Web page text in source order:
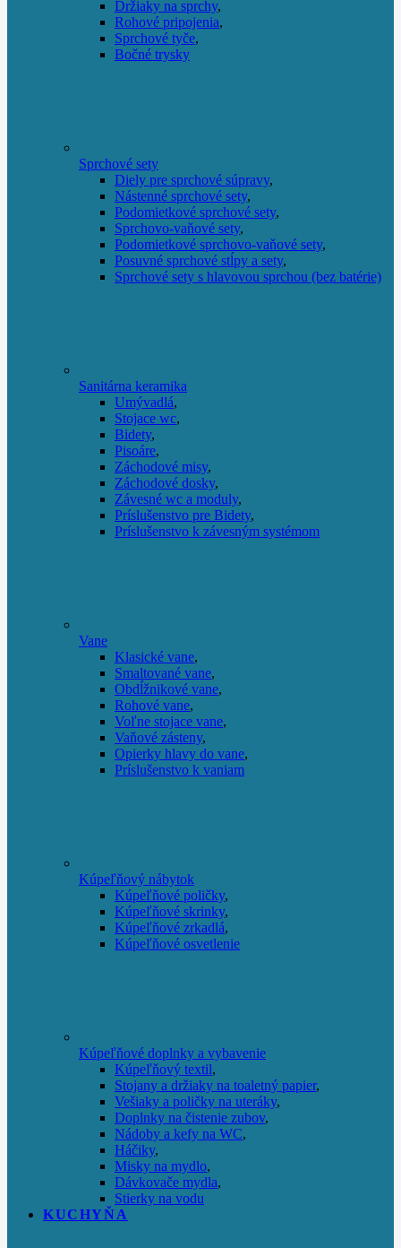
Držiaky na sprchy,
Rohové pripojenia,
Sprchové tyče,
Bočné trysky
Sprchové sety
Diely pre sprchové súpravy,
Nástenné sprchové sety,
Podomietkové sprchové sety,
Sprchovo-vaňové sety,
Podomietkové sprchovo-vaňové sety,
Posuvné sprchové stĺpy a sety,
Sprchové sety s hlavovou sprchou (bez batérie)
Sanitárna keramika
Umývadlá,
Stojace wc,
Bidety,
Pisoáre,
Záchodové misy,
Záchodové dosky,
Závesné wc a moduly,
Príslušenstvo pre Bidety,
Príslušenstvo k závesným systémom
Vane
Klasické vane,
Smaltované vane,
Obdĺžnikové vane,
Rohové vane,
Voľne stojace vane,
Vaňové zásteny,
Opierky hlavy do vane,
Príslušenstvo k vaniam
Kúpeľňový nábytok
Kúpeľňové poličky,
Kúpeľňové skrinky,
Kúpeľňové zrkadlá,
Kúpeľňové osvetlenie
Kúpeľňové doplnky a vybavenie
Kúpeľňový textil,
Stojany a držiaky na toaletný papier,
Vešiaky a poličky na uteráky,
Doplnky na čistenie zubov,
Nádoby a kefy na WC,
Háčiky,
Misky na mydlo,
Dávkovače mydla,
Stierky na vodu
KUCHYŇA